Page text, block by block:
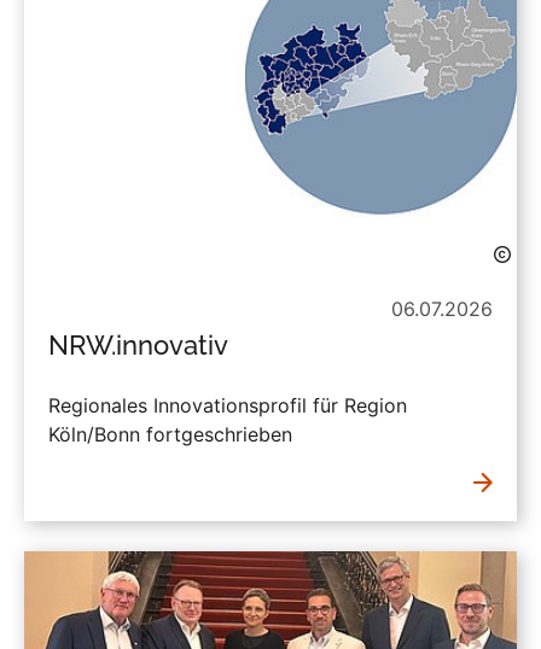
06.07.2026
NRW.innovativ
Regionales Innovationsprofil für Region
Köln/Bonn fortgeschrieben